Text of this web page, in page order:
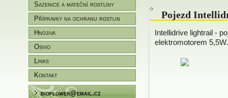
Sazenice a mateční rostliny
Přípravky na ochranu rostlin
Hnojiva
Osivo
Links
Kontakt
bioflower@email.cz
Pojezd
Intellidrive lightrail -
elektromotorem